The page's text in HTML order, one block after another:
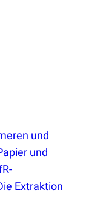
und
und
Extraktion